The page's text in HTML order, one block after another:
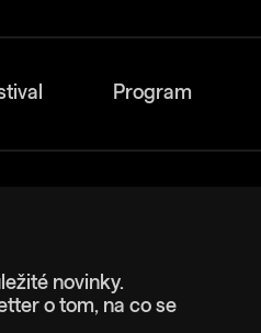
Program
novinky.
o tom, na co se